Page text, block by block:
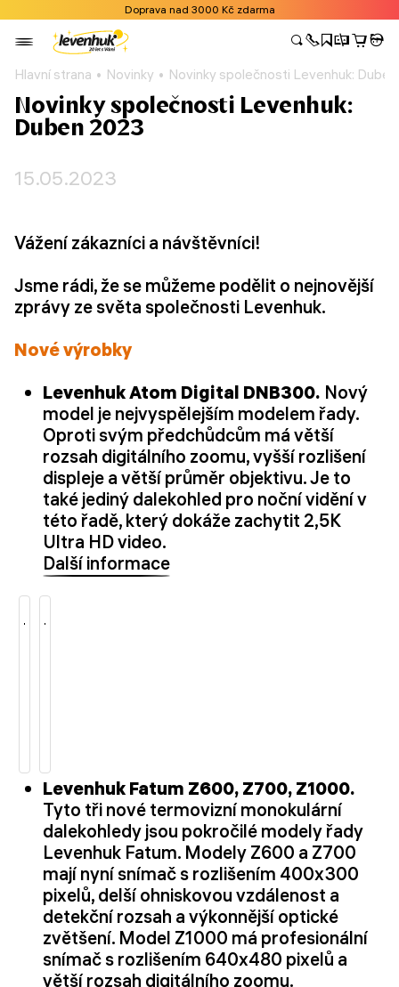
Doprava nad 3000 Kč zdarma
Hlavní strana Novinky Novinky společnosti Levenhuk:
Novinky společnosti Levenhuk:
Duben 2023
15.05.2023
Vážení zákazníci a návštěvníci!
Jsme rádi, že se můžeme podělit o nejnovější
zprávy ze světa společnosti Levenhuk.
Nové výrobky
Levenhuk Atom Digital DNB300. Nový
model je nejvyspělejším modelem řady.
Oproti svým předchůdcům má větší
rozsah digitálního zoomu, vyšší rozlišení
displeje a větší průměr objektivu. Je to
také jediný dalekohled pro noční vidění v
této řadě, který dokáže zachytit 2,5K
Ultra HD video.
Další informace
Levenhuk Fatum Z600, Z700, Z1000.
Tyto tři nové termovizní monokulární
dalekohledy jsou pokročilé modely řady
Levenhuk Fatum. Modely Z600 a Z700
mají nyní snímač s rozlišením 400x300
pixelů, delší ohniskovou vzdálenost a
detekční rozsah a výkonnější optické
zvětšení. Model Z1000 má profesionální
snímač s rozlišením 640x480 pixelů a
větší rozsah digitálního zoomu.